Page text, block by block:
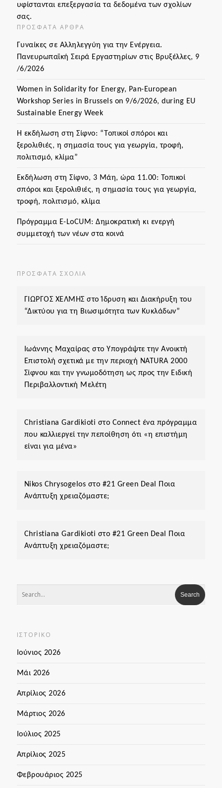
υφίστανται επεξεργασία τα δεδομένα των σχολίων
σας.
ΠΡΌΣΦΑΤΑ ΆΡΘΡΑ
Γυναίκες σε Αλληλεγγύη για την Ενέργεια.
Πανευρωπαϊκή Σειρά Εργαστηρίων στις Βρυξέλλες, 9
/6/2026
Women in Solidarity for Energy, Pan-European
Workshop Series in Brussels on 9/6/2026, during EU
Sustainable Energy Week
Η εκδήλωση στη Σίφνο: “Τοπικοί σπόροι και
ξερολιθιές, η σημασία τους για γεωργία, τροφή,
πολιτισμό, κλίμα”
Εκδήλωση στη Σίφνο, 3 Μάη, ώρα 11.00: Τοπικοί
σπόροι και ξερολιθιές, η σημασία τους για γεωργία,
τροφή, πολιτισμό, κλίμα
Πρόγραμμα Ε-LoCUM: Δημοκρατική κι ενεργή
συμμετοχή των νέων στα κοινά
ΠΡΌΣΦΑΤΑ ΣΧΌΛΙΑ
ΓΙΩΡΓΟΣ ΧΕΛΜΗΣ στοΊδρυση και Διακήρυξη του
“Δικτύου για τη Βιωσιμότητα των Κυκλάδων”
Ιωάννης Μαχαίρας στοΥπογράψτε την Ανοικτή
Επιστολή σχετικά με την περιοχή ΝΑΤURA 2000
Σίφνου και την γνωμοδότηση ως προς την Ειδική
Περιβαλλοντική Μελέτη
Christiana Gardikioti στο Connect ένα πρόγραμμα
που καλλιεργεί την πεποίθηση ότι «η επιστήμη
είναι για μένα»
Nikos Chrysogelos στο #21 Green Deal Ποια
Ανάπτυξη χρειαζόμαστε;
Christiana Gardikioti στο #21 Green Deal Ποια
Ανάπτυξη χρειαζόμαστε;
ΙΣΤΟΡΙΚΌ
Ιούνιος 2026
Μάι 2026
Απρίλιος 2026
Μάρτιος 2026
Ιούλιος 2025
Απρίλιος 2025
Φεβρουάριος 2025